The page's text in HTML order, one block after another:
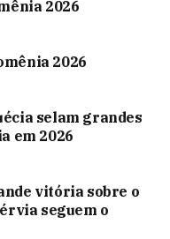
2026
2026
selam grandes
em 2026
vitória sobre o
seguem o